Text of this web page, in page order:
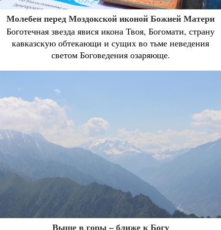
Молебен перед Моздокской иконой Божией Матери
Боготечная звезда явися икона Твоя, Богомати, страну
кавказскую обтекающи и сущих во тьме неведения
светом Боговедения озаряюще.
Выше в горы – ближе к Богу